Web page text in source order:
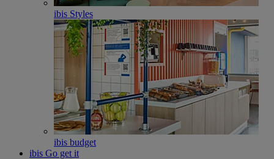
ibis Styles
ibis budget
ibis Go get it